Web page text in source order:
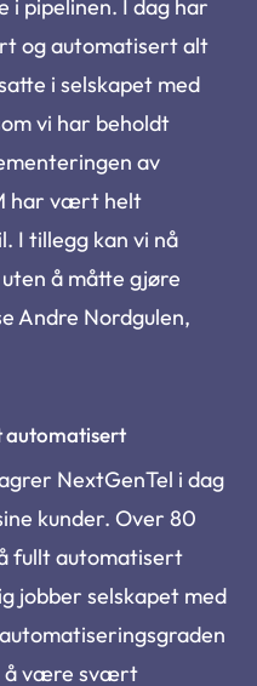
i pipelinen. I dag har
og automatisert alt
i selskapet med
vi har beholdt
av
har vært helt
I tillegg kan vi nå
å måtte gjøre
Andre Nordgulen,
automatisert
NextGenTel i dag
kunder. Over 80
fullt automatisert
jobber selskapet med
å være svært